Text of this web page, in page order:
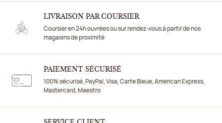
LIVRAISON PAR COURSIER
Coursier en 24h ouvrées ou sur rendez-vous à partir de nos
magasins de proximité
PAIEMENT SÉCURISÉ
100% sécurisé, PayPal, Visa, Carte Bleue, American Express,
Mastercard, Maestro